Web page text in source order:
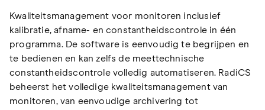
Kwaliteitsmanagement voor monitoren inclusief
kalibratie, afname- en constantheidscontrole in één
programma. De software is eenvoudig te begrijpen en
te bedienen en kan zelfs de meettechnische
constantheidscontrole volledig automatiseren. RadiCS
beheerst het volledige kwaliteitsmanagement van
monitoren, van eenvoudige archivering tot